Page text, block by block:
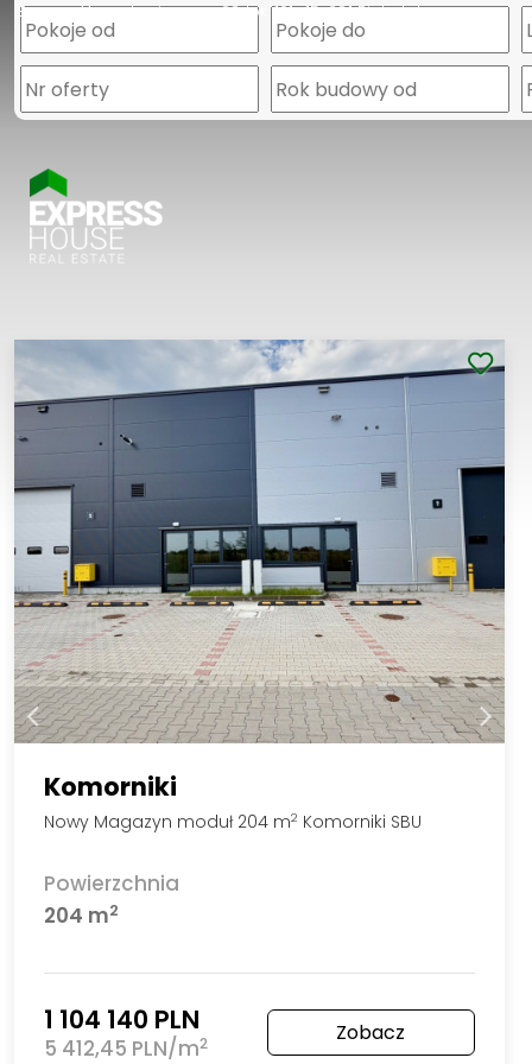
Express HouseLegionowa 28 lok. 101 15-281 Białystok
Komorniki
Nowy Magazyn moduł 204 m2 Komorniki SBU
Powierzchnia
204 m2
1 104 140 PLN
5 412,45 PLN/m2 Zobacz